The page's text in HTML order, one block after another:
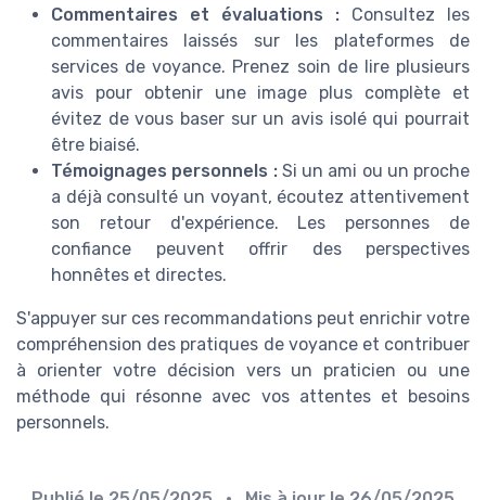
Commentaires et évaluations : Consultez les
commentaires laissés sur les plateformes de
services de voyance. Prenez soin de lire plusieurs
avis pour obtenir une image plus complète et
évitez de vous baser sur un avis isolé qui pourrait
être biaisé.
Témoignages personnels :Si un ami ou un proche
a déjà consulté un voyant, écoutez attentivement
son retour d'expérience. Les personnes de
confiance peuvent offrir des perspectives
honnêtes et directes.
S'appuyer sur ces recommandations peut enrichir votre
compréhension des pratiques de voyance et contribuer
à orienter votre décision vers un praticien ou une
méthode qui résonne avec vos attentes et besoins
personnels.